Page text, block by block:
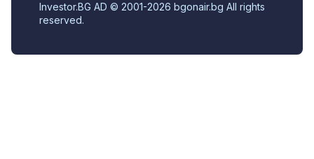
Investor.BG AD © 2001-2026 bgonair.bg All rights
reserved.